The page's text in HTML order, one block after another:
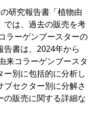
研究報告書「植物由
では、過去の販売を考
ラーゲンブースターの
告書は、2024年から
来コラーゲンブースタ
別に包括的に分析し
セクター別に分解さ
販売に関する詳細な